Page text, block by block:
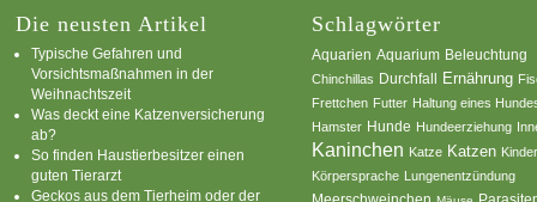
Die neusten Artikel
Typische Gefahren und
Vorsichtsmaßnahmen in der
Weihnachtszeit
Was deckt eine Katzenversicherung
ab?
So finden Haustierbesitzer einen
guten Tierarzt
Geckos aus dem Tierheim oder der
Schlagwörter
Aquarien Aquarium Beleuchtung
Chinchillas Durchfall Ernährung
Frettchen Futter Haltung eines
Hamster Hunde Hundeerziehung
Kaninchen Katze Katzen
Körpersprache Lungenentzündung